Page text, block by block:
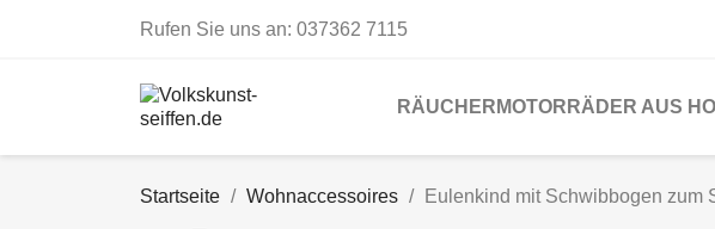
Rufen Sie uns an: 037362 7115
RÄUCHERMOTORRÄDER AUS
Startseite Wohnaccessoires Eulenkind mit Schwibbogen zum